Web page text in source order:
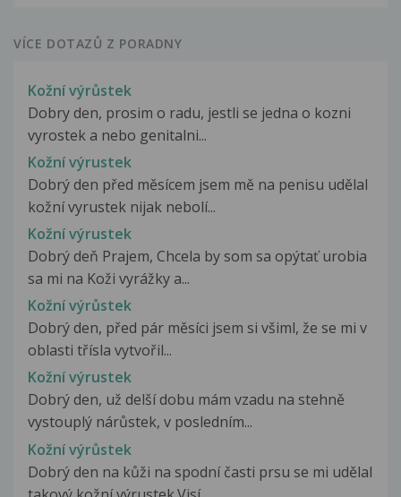
VÍCE DOTAZŮ Z PORADNY
Kožní výrůstek
Dobry den, prosim o radu, jestli se jedna o kozni
vyrostek a nebo genitalni...
Kožní výrustek
Dobrý den před měsícem jsem mě na penisu udělal
kožní vyrustek nijak nebolí...
Kožní výrustek
Dobrý deň Prajem, Chcela by som sa opýtať urobia
sa mi na Koži vyrážky a...
Kožní výrůstek
Dobrý den, před pár měsíci jsem si všiml, že se mi v
oblasti třísla vytvořil...
Kožní výrustek
Dobrý den, už delší dobu mám vzadu na stehně
vystouplý nárůstek, v posledním...
Kožní výrůstek
Dobrý den na kůži na spodní časti prsu se mi udělal